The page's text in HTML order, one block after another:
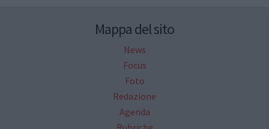
Mappa del sito
News
Focus
Foto
Redazione
Agenda